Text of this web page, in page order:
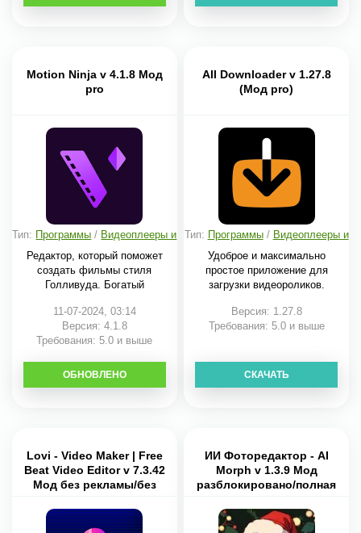
Motion Ninja v 4.1.8 Мод
pro
Тип: Программы / Видеоплееры и
Редактор, который поможет
создать фильмы стиля
Голливуда. Богатый
11-07-2024, 03:14
Версия: 4.1.8
Требования: 5.0 и выше
СКАЧАТЬ
ОБНОВЛЕНО
All Downloader v 1.27.8
(Мод pro)
Тип: Программы/ Видеоплееры и
Удоброе и максимально
простое приложение для
загрузки видеороликов.
Версия: 1.27.8
Требования: 5.0 и выше
СКАЧАТЬ
Lovi - Video Maker | Free
Beat Video Editor v 7.3.42
Мод без рекламы/без
ИИ Фоторедактор - AI
Morph v 1.3.9 Мод
разблокировано/полная